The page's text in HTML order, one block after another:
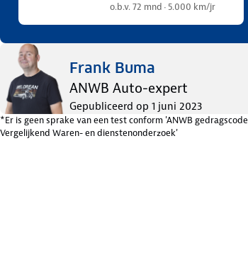
o.b.v. 72 mnd · 5.000 km/jr
Frank Buma
ANWB Auto-expert
Gepubliceerd op 1 juni 2023
*Er is geen sprake van een test conform 'ANWB gedragscode
Vergelijkend Waren- en dienstenonderzoek'